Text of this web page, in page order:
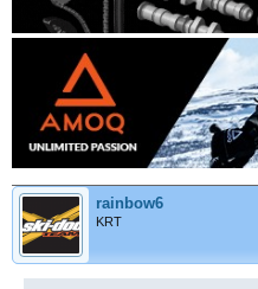
rainbow6
KRT